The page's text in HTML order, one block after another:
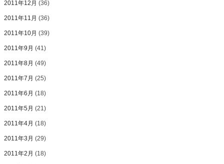
2011年12月 (36)
2011年11月 (36)
2011年10月 (39)
2011年9月 (41)
2011年8月 (49)
2011年7月 (25)
2011年6月 (18)
2011年5月 (21)
2011年4月 (18)
2011年3月 (29)
2011年2月 (18)